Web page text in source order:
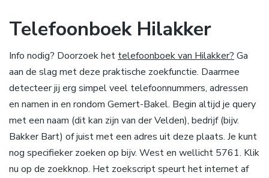
Telefoonboek Hilakker
Info nodig? Doorzoek het telefoonboek van Hilakker? Ga
aan de slag met deze praktische zoekfunctie. Daarmee
detecteer jij erg simpel veel telefoonnummers, adressen
en namen in en rondom Gemert-Bakel. Begin altijd je query
met een naam (dit kan zijn van der Velden), bedrijf (bijv.
Bakker Bart) of juist met een adres uit deze plaats. Je kunt
nog specifieker zoeken op bijv. West en wellicht 5761. Klik
nu op de zoekknop. Het zoekscript speurt het internet af